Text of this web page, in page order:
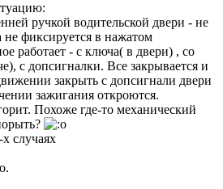
ручкой водительской двери - не
не фиксируется в нажатом
работает - с ключа( в двери) , со
с допсигналки. Все закрывается и
закрыть с допсигнали двери
зажигания откроются.
Похоже где-то механический
случаях